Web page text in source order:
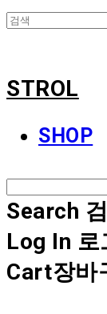
STROL
SHOP
Search
Log In 로
Cart장바